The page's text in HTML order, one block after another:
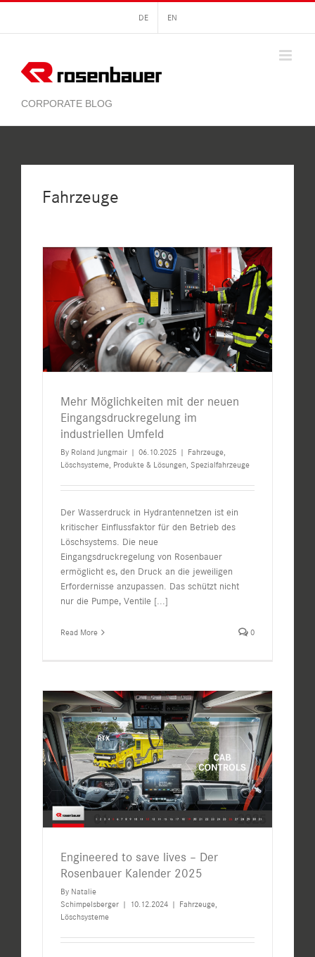
springen
DE EN
Fahrzeuge
Mehr Möglichkeiten mit der neuen
Eingangsdruckregelung im
industriellen Umfeld
By Roland Jungmair | 06.10.2025 | Fahrzeuge
Löschsysteme Produkte & Lösungen Spezialfahrzeuge
Der Wasserdruck in Hydrantennetzen ist ein
kritischer Einflussfaktor für den Betrieb des
Löschsystems. Die neue
Eingangsdruckregelung von Rosenbauer
ermöglicht es, den Druck an die jeweiligen
Erfordernisse anzupassen. Das schützt nicht
nur die Pumpe, Ventile [...]
Read More 0
Engineered to save lives – Der
Rosenbauer Kalender 2025
By Natalie
Schimpelsberger | 10.12.2024 | Fahrzeuge,
Löschsysteme